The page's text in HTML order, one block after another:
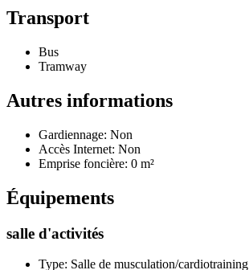
Transport
Bus
Tramway
Autres informations
Gardiennage: Non
Accès Internet: Non
Emprise foncière: 0 m²
Équipements
salle d'activités
Type: Salle de musculation/cardiotraining